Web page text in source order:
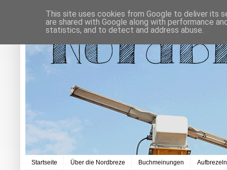
Startseite Über die Nordbreze Buchmeinungen
This site uses cookies from Google to deliver its
are shared with Google along with performance
statistics, and to detect and address abuse.